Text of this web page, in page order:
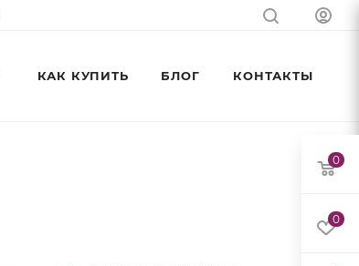
КАК КУПИТЬ БЛОГ КОНТАКТЫ
0
0